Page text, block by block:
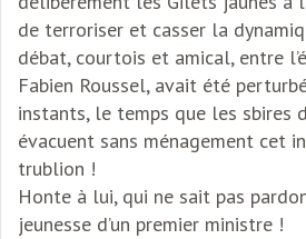
de terroriser et casser la
débat, courtois et amical, entre
Fabien Roussel, avait été
instants, le temps que les sbires
évacuent sans ménagement cet
trublion !
Honte à lui, qui ne sait pas
jeunesse d’un premier ministre !